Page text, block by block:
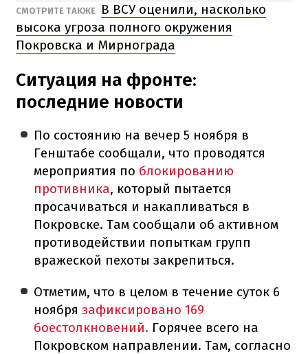
СМОТРИТЕ ТАКЖЕ
В ВСУ оценили, насколько
высока угроза полного окружения
Покровска и Мирнограда
Ситуация на фронте:
последние новости
По состоянию на вечер 5 ноября в
Генштабе сообщали, что проводятся
мероприятия по блокированию
противника, который пытается
просачиваться и накапливаться в
Покровске. Там сообщали об активном
противодействии попыткам групп
вражеской пехоты закрепиться.
Отметим, что в целом в течение суток 6
ноябрязафиксировано 169
боестолкновений. Горячее всего на
Покровском направлении. Там, согласно